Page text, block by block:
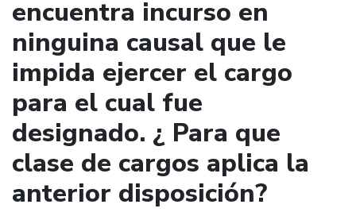
encuentra incurso en
ninguina causal que le
impida ejercer el cargo
para el cual fue
designado. ¿ Para que
clase de cargos aplica la
anterior disposición?